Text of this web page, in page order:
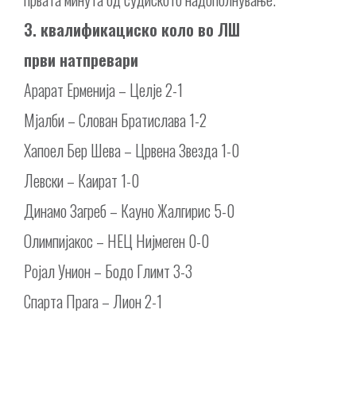
3. квалификациско коло во ЛШ
први натпревари
Арарат Ерменија – Целје 2-1
Мјалби – Слован Братислава 1-2
Хапоел Бер Шева – Црвена Звезда 1-0
Левски – Каират 1-0
Динамо Загреб – Кауно Жалгирис 5-0
Олимпијакос – НЕЦ Нијмеген 0-0
Ројал Унион – Бодо Глимт 3-3
Спарта Прага – Лион 2-1